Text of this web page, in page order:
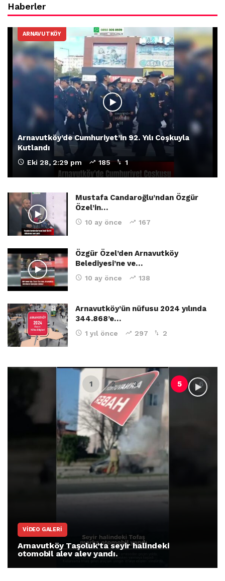
Haberler
ARNAVUTKÖY
Arnavutköy’de Cumhuriyet’in 92. Yılı Coşkuyla
Kutlandı
Eki 28, 2:29 pm 185 1
Mustafa Candaroğlu’ndan Özgür
Özel’in…
10 ay önce 167
Özgür Özel’den Arnavutköy
Belediyesi’ne ve…
10 ay önce 138
Arnavutköy’ün nüfusu 2024 yılında
344.868’e…
1 yıl önce 297 2
VIDEO GALERI
Arnavutköy Taşoluk’ta seyir halindeki
otomobil alev alev yandı.